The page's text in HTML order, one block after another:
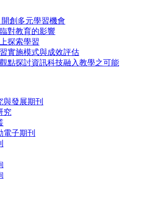
創多元學習機會
對教育的影響
探索學習
實施模式與成效評估
點探討資訊科技融入教學之可能
與發展期刊
究
電子期刊